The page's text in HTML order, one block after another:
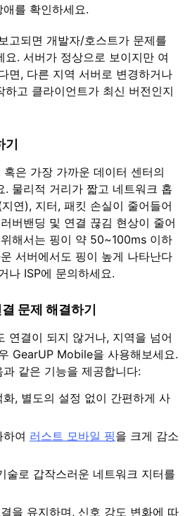
를 확인하세요.
고되면 개발자/호스트가 문제를
요. 서버가 정상으로 보이지만 여
면, 다른 지역 서버로 변경하거나
고 클라이언트가 최신 버전인지
기
은 가장 가까운 데이터 센터의
. 물리적 거리가 짧고 네트워크 홉
연), 지터, 패킷 손실이 줄어들어
버밴딩 및 연결 끊김 현상이 줄어
해서는 핑이 약 50~100ms 이하
서버에서도 핑이 높게 나타난다
나 ISP에 문의하세요.
문제 해결하기
연결이 되지 않거나, 지역을 넘어
GearUP Mobile을 사용해보세요.
같은 기능을 제공합니다:
, 별도의 설정 없이 간편하게 사
여 러스트 모바일 핑을 크게 감소
술로 갑작스러운 네트워크 지터를
을 유지하며, 신호 강도 변화에 따